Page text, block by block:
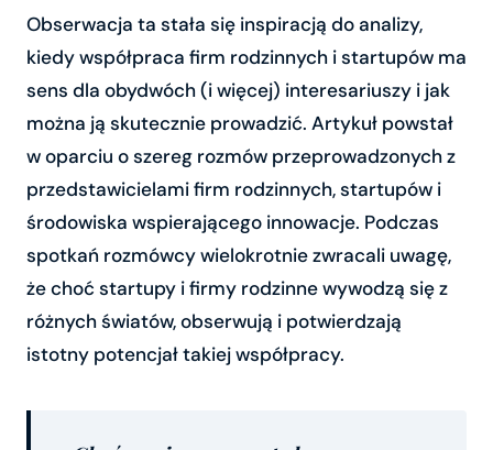
Obserwacja ta stała się inspiracją do analizy,
kiedy współpraca firm rodzinnych i startupów ma
sens dla obydwóch (i więcej) interesariuszy i jak
można ją skutecznie prowadzić. Artykuł powstał
w oparciu o szereg rozmów przeprowadzonych z
przedstawicielami firm rodzinnych, startupów i
środowiska wspierającego innowacje. Podczas
spotkań rozmówcy wielokrotnie zwracali uwagę,
że choć startupy i firmy rodzinne wywodzą się z
różnych światów, obserwują i potwierdzają
istotny potencjał takiej współpracy.